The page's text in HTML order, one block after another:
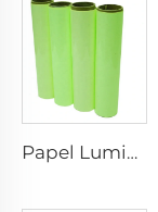
Papel Luminiscente Adhesivo, Papel Autoluminiscente Adhesivo, Adhesivo Vinílico Fotoluminiscente para Decoración